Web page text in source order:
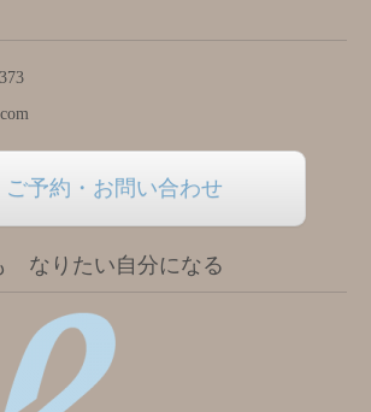
ご予約・お問い合わせ
なりたい自分になる